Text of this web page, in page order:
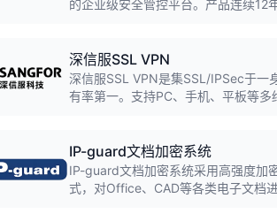
的企业级安全管控平台。产品连续12
深信服SSL VPN
深信服SSL VPN是集SSL/IPSec于一
有率第一。支持PC、手机、平板等
IP-guard文档加密系统
IP-guard文档加密系统采用高强度加
式，对Office、CAD等各类电子文档